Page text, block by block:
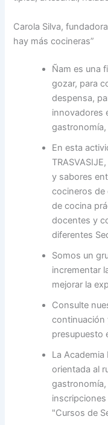
Carola Silva,
hay más cocineras”
Ñam es una
gozar, para
despensa,
innovadores
En esta
y sabores
cocineros de
de cocina
docentes y
diferentes
Somos un
incrementar
mejorar la
Consulte
continuación
presupuesto
La
orientada al
"Cursos de